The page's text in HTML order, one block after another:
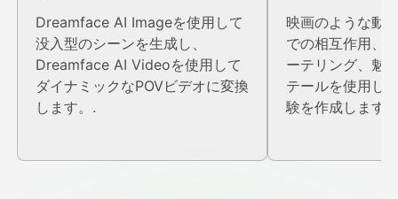
Dreamface AI Imageを使用して
没入型のシーンを生成し、
Dreamface AI Videoを使用して
ダイナミックなPOVビデオに変換
します。.
映画のような動
での相互作用、
ーテリング、魅
テールを使用し
験を作成します